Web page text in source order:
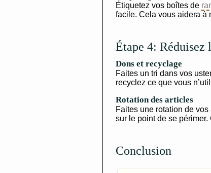
Étiquetez vos boîtes de
facile. Cela vous aidera à
Étape 4: Réduisez
Dons et recyclage
Faites un tri dans vos
recyclez ce que vous
Rotation des articles
Faites une rotation de
sur le point de se
Conclusion